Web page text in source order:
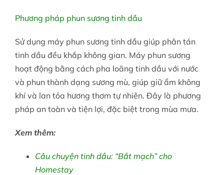
Phương pháp phun sương tinh dầu
Sử dụng máy phun sương tinh dầu giúp phân tán
tinh dầu đều khắp không gian. Máy phun sương
hoạt động bằng cách pha loãng tinh dầu với nước
và phun thành dạng sương mù, giúp giữ ẩm không
khí và lan tỏa hương thơm tự nhiên. Đây là phương
pháp an toàn và tiện lợi, đặc biệt trong mùa mưa.
Xem thêm:
Câu chuyện tinh dầu: “Bắt mạch” cho
Homestay